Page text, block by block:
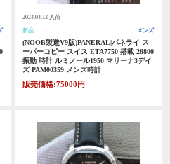
2024.04.12 入荷
新品 メンズ
(NOOB製造V9版)PANERAL|パネライ ス
ーパーコピー スイス ETA7750 搭載 28800
振動 時計 ルミノール1950 マリーナ3デイ
ズ PAM00359 メンズ時計
販売価格:75000円